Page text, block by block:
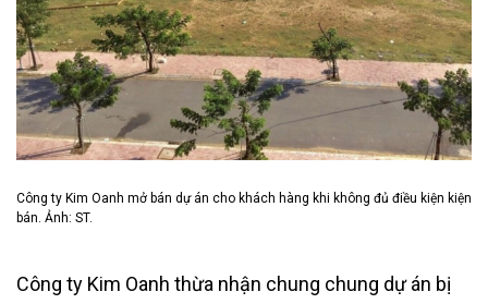
Công ty Kim Oanh mở bán dự án cho khách hàng khi không đủ điều kiện kiện
bán. Ảnh: ST.
Công ty Kim Oanh thừa nhận chung chung dự án bị